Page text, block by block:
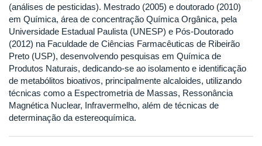
(análises de pesticidas). Mestrado (2005) e doutorado (2010)
em Química, área de concentração Química Orgânica, pela
Universidade Estadual Paulista (UNESP) e Pós-Doutorado
(2012) na Faculdade de Ciências Farmacêuticas de Ribeirão
Preto (USP), desenvolvendo pesquisas em Química de
Produtos Naturais, dedicando-se ao isolamento e identificação
de metabólitos bioativos, principalmente alcaloides, utilizando
técnicas como a Espectrometria de Massas, Ressonância
Magnética Nuclear, Infravermelho, além de técnicas de
determinação da estereoquímica.